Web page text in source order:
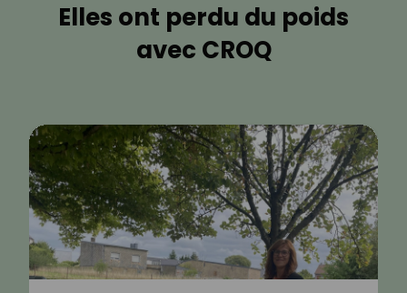
Elles ont perdu du poids
avec CROQ